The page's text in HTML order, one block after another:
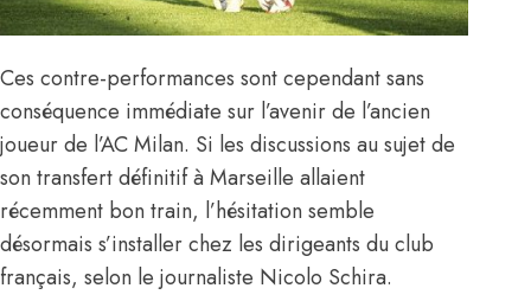
Ces contre-performances sont cependant sans
conséquence immédiate sur l’avenir de l’ancien
joueur de l’AC Milan. Si les discussions au sujet de
son transfert définitifà Marseille allaient
récemment bon train, l’hésitation semble
désormais s’installer chez les dirigeants du club
français, selon le journaliste Nicolo Schira.